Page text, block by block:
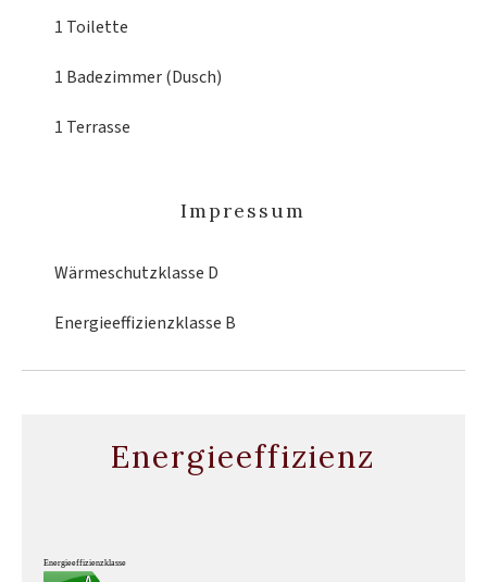
1 Toilette
1 Badezimmer (Dusch)
1 Terrasse
Impressum
Wärmeschutzklasse D
Energieeffizienzklasse B
Energieeffizienz
Energieeffizienzklasse